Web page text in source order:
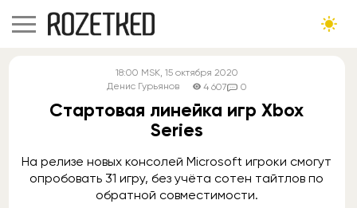
18:00 MSK, 15 октября 2020
Денис Гурьянов
4 607 0
Стартовая линейка игр Xbox
Series
На релизе новых консолей Microsoft игроки смогут
опробовать 31 игру, без учёта сотен тайтлов по
обратной совместимости.